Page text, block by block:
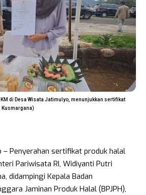
di Desa Wisata Jatimulyo, menunjukkan sertifikat
Kusmargana)
– Penyerahan sertifikat produk halal
Pariwisata RI, Widiyanti Putri
didampingi Kepala Badan
Jaminan Produk Halal (BPJPH),